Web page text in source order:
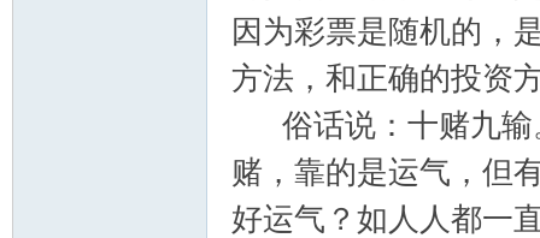
因为彩票是随机的，
方法，和正确的投资
俗话说：十赌九输
赌，靠的是运气，但
好运气？如人人都一